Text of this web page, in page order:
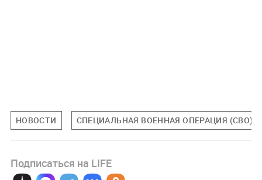
НОВОСТИ СПЕЦИАЛЬНАЯ ВОЕННАЯ ОПЕРАЦИЯ (СВО)
Подписаться на LIFE